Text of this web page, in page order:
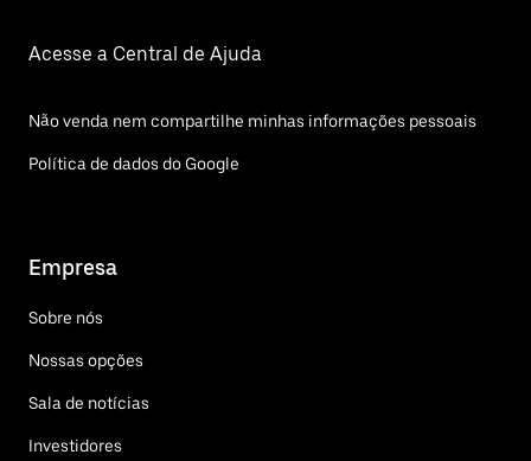
Acesse a Central de Ajuda
Não venda nem compartilhe minhas informações pessoais
Política de dados do Google
Empresa
Sobre nós
Nossas opções
Sala de notícias
Investidores